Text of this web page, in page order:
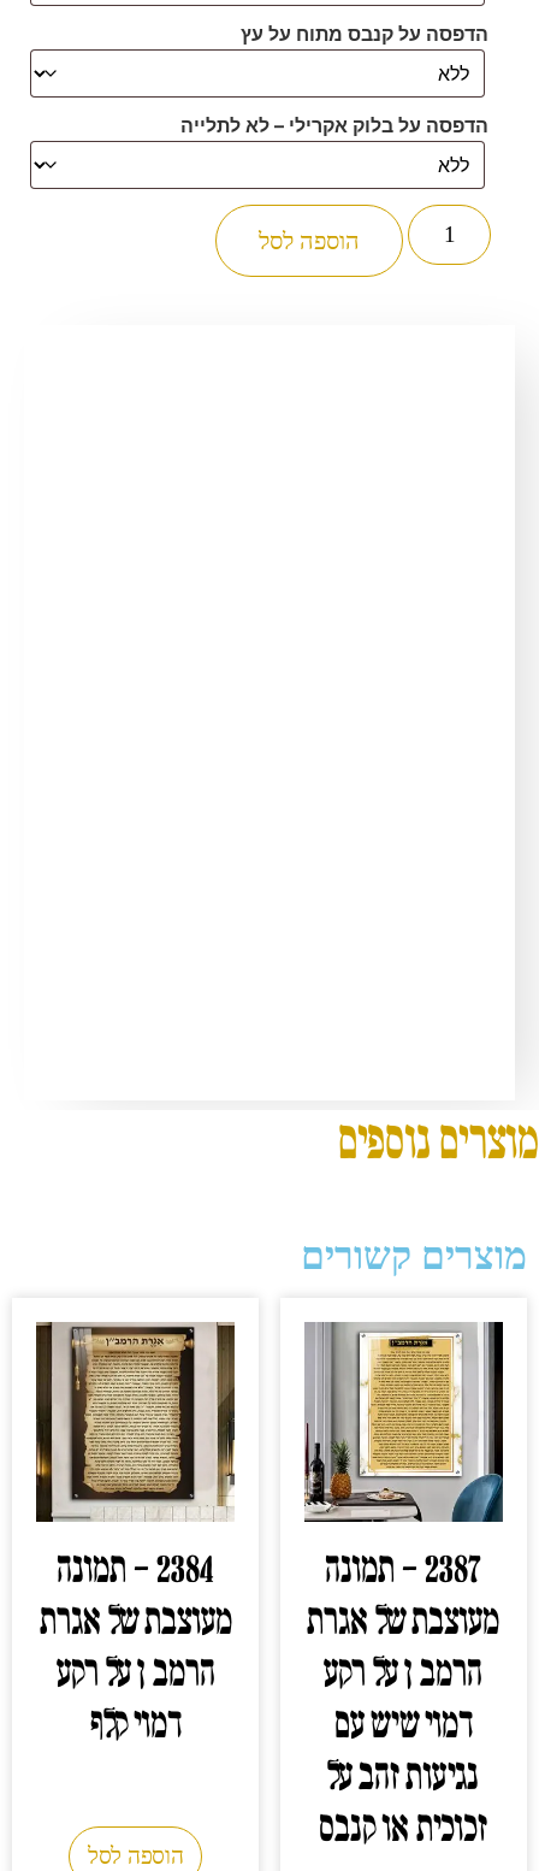
הדפסה על קנבס מתוח על עץ
הדפסה על בלוק אקרילי – לא לתלייה
כמות
של
3091
הוספה לסל
מוצרים נוספים
מוצרים קשורים
2387 – תמונה
מעוצבת של אגרת
הרמב ן על רקע
דמוי שיש עם
נגיעות זהב על
זכוכית או קנבס
2384 – תמונה
מעוצבת של אגרת
הרמב ן על רקע
דמוי קלף
הוספה לסל